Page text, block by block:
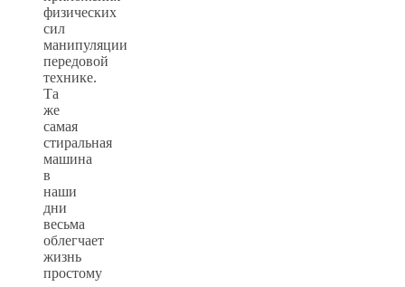
физических
сил
манипуляции
передовой
технике.
Та
же
самая
стиральная
машина
в
наши
дни
весьма
облегчает
жизнь
простому